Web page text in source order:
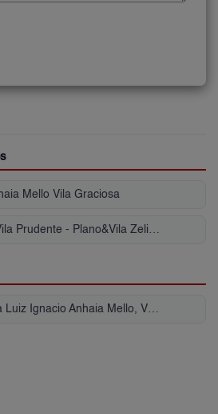
Mello Vila Graciosa